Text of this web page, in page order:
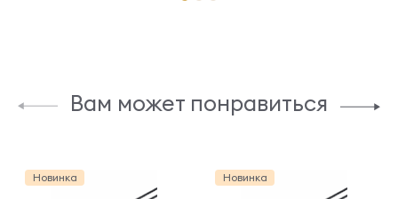
Вам может понравиться
Новинка Новинка